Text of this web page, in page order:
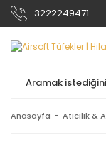
3222249471
Anasayfa Atıcılık &